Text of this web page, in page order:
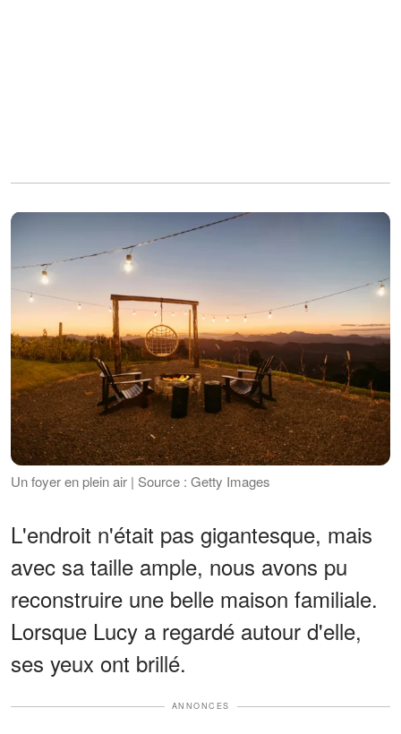
Un foyer en plein air | Source : Getty Images
L'endroit n'était pas gigantesque, mais
avec sa taille ample, nous avons pu
reconstruire une belle maison familiale.
Lorsque Lucy a regardé autour d'elle,
ses yeux ont brillé.
ANNONCES